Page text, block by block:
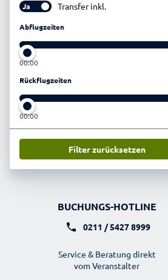
Ja Transfer inkl.
Abflugzeiten
00:00
Rückflugzeiten
00:00
Filter zurücksetzen
BUCHUNGS-HOTLINE
0211 / 5427 8999
Service & Beratung direkt
vom Veranstalter